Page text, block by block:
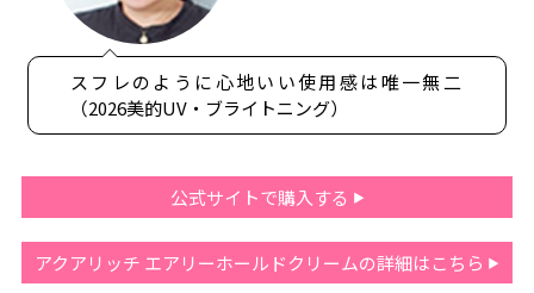
スフレのように心地いい使用感は唯一無二
（2026美的UV・ブライトニング）
公式サイトで購入する
アクアリッチ エアリーホールドクリームの詳細はこちら